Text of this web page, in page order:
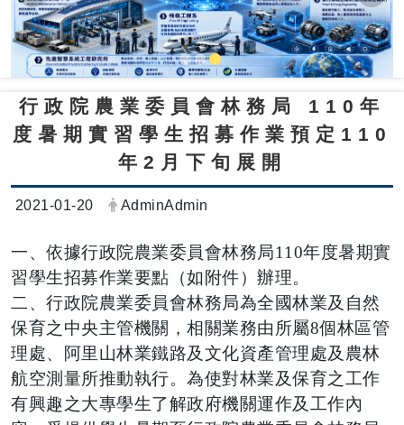
行政院農業委員會林務局 110年
度暑期實習學生招募作業預定110
年2月下旬展開
日期：
2021-01-20 發布者：
AdminAdmin
一、依據行政院農業委員會林務局110年度暑期實
習學生招募作業要點（如附件）辦理。
二、行政院農業委員會林務局為全國林業及自然
保育之中央主管機關，相關業務由所屬8個林區管
理處、阿里山林業鐵路及文化資產管理處及農林
航空測量所推動執行。為使對林業及保育之工作
有興趣之大專學生了解政府機關運作及工作內